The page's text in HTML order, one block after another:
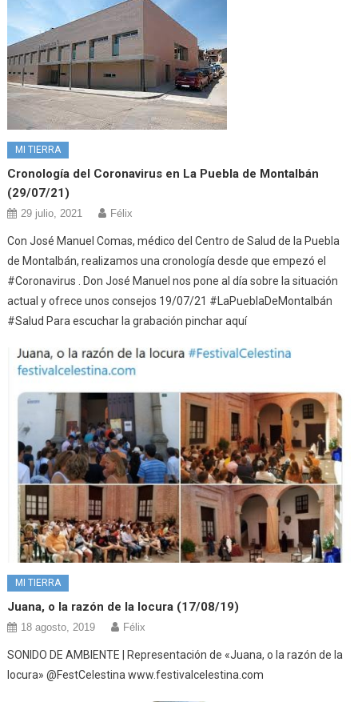
MI TIERRA
Cronología del Coronavirus en La Puebla de Montalbán
(29/07/21)
29 julio, 2021 Félix
Con José Manuel Comas, médico del Centro de Salud de la Puebla
de Montalbán, realizamos una cronología desde que empezó el
#Coronavirus . Don José Manuel nos pone al día sobre la situación
actual y ofrece unos consejos 19/07/21 #LaPueblaDeMontalbán
#Salud Para escuchar la grabación pinchar aquí
MI TIERRA
Juana, o la razón de la locura (17/08/19)
18 agosto, 2019 Félix
SONIDO DE AMBIENTE | Representación de «Juana, o la razón de la
locura» @FestCelestina www.festivalcelestina.com